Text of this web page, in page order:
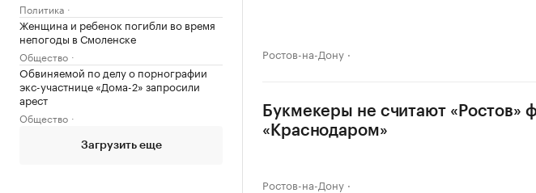
Политика
Женщина и ребенок погибли во время
непогоды в Смоленске
Общество
Обвиняемой по делу о порнографии
экс-участнице «Дома-2» запросили
арест
Общество
Загрузить еще
Ростов-на-Дону
Букмекеры не считают «Ростов»
«Краснодаром»
Ростов-на-Дону